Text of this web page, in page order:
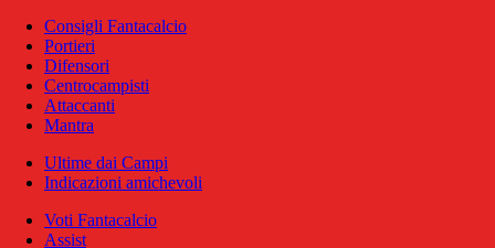
Consigli Fantacalcio
Portieri
Difensori
Centrocampisti
Attaccanti
Mantra
Ultime dai Campi
Indicazioni amichevoli
Voti Fantacalcio
Assist